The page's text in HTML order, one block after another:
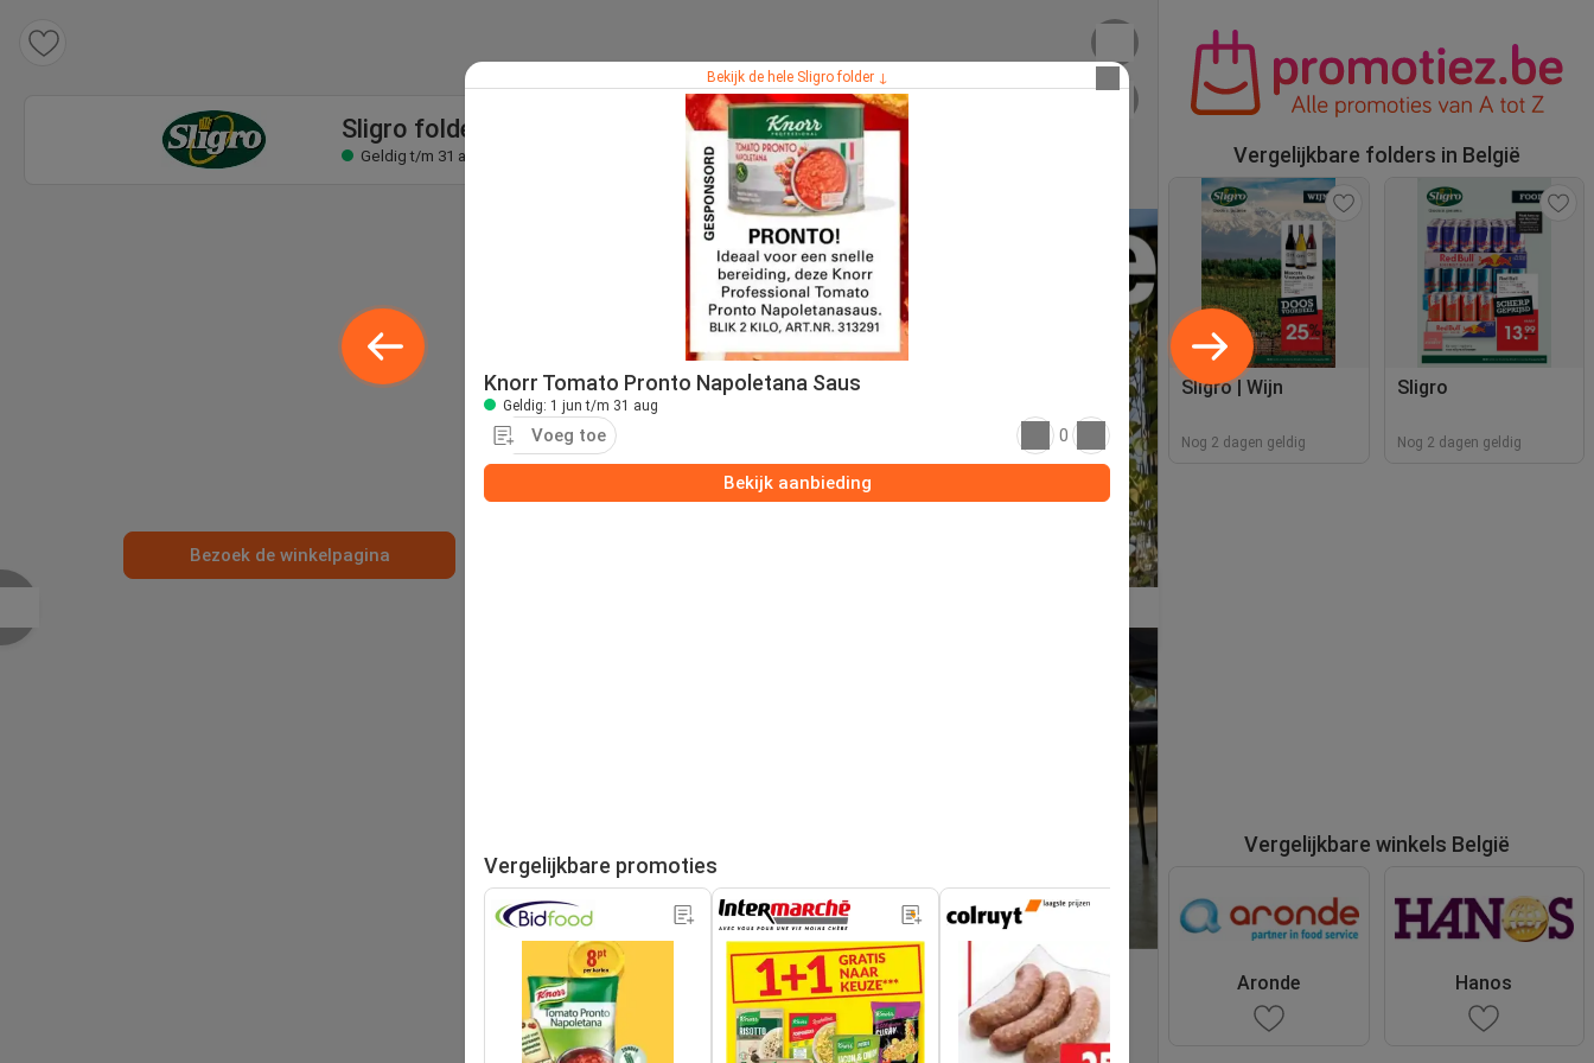
Sligro folder
Geldig t/m 31 aug
Bezoek de winkelpagina
Vergelijkbare folders in België
Sligro | Wijn
Nog 2 dagen geldig
Sligro
Nog 2 dagen geldig
Vergelijkbare winkels België
Aronde Hanos
Bekijk de hele Sligro folder ↓
Knorr Tomato Pronto Napoletana Saus
Geldig: 1 jun t/m 31 aug
Voeg toe 0
Bekijk aanbieding
Vergelijkbare promoties